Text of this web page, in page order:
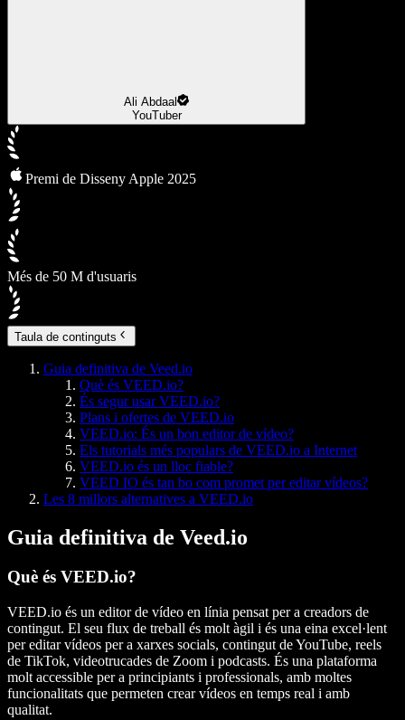
Ali Abdaal
YouTuber
Premi de Disseny Apple 2025
Més de 50 M d'usuaris
Taula de continguts
Guia definitiva de Veed.io
Què és VEED.io?
És segur usar VEED.io?
Plans i ofertes de VEED.io
VEED.io: És un bon editor de vídeo?
Els tutorials més populars de VEED.io a Internet
VEED.io és un lloc fiable?
VEED IO és tan bo com promet per editar vídeos?
Les 8 millors alternatives a VEED.io
Guia definitiva de Veed.io
Què és VEED.io?
VEED.io és un editor de vídeo en línia pensat per a creadors de
contingut. El seu flux de treball és molt àgil i és una eina excel·lent
per editar vídeos per a xarxes socials, contingut de YouTube, reels
de TikTok, videotrucades de Zoom i podcasts. És una plataforma
molt accessible per a principiants i professionals, amb moltes
funcionalitats que permeten crear vídeos en temps real i amb
qualitat.